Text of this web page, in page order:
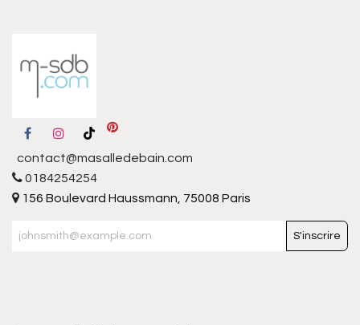
contact@masalledebain.com
0184254254
156 Boulevard Haussmann, 75008 Paris
S'inscrire